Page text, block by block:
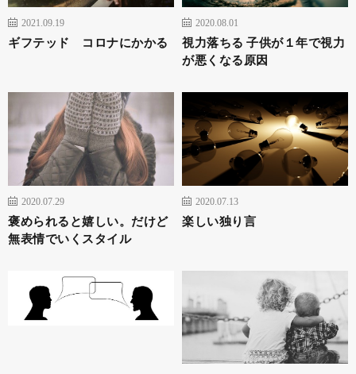
2021.09.19
ギフテッド コロナにかかる
2020.08.01
視力落ちる 子供が１年で視力
が悪くなる原因
2020.07.29
褒められると嬉しい。だけど
無表情でいくスタイル
2020.07.13
楽しい独り言